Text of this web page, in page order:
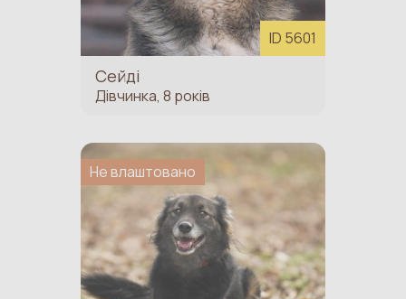
ID 5601
Сейді
Дівчинка, 8 років
Не влаштовано